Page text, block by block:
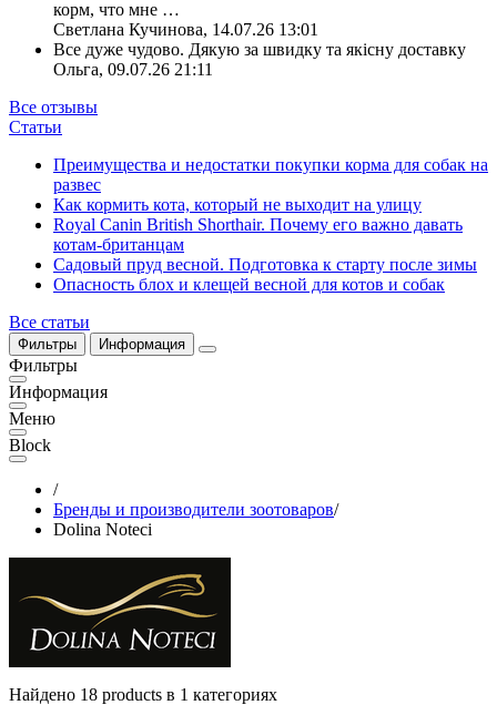
корм, что мне …
Светлана Кучинова, 14.07.26 13:01
Все дуже чудово. Дякую за швидку та якісну доставку
Ольга, 09.07.26 21:11
Все отзывы
Статьи
Преимущества и недостатки покупки корма для собак на
развес
Как кормить кота, который не выходит на улицу
Royal Canin British Shorthair. Почему его важно давать
котам-британцам
Садовый пруд весной. Подготовка к старту после зимы
Опасность блох и клещей весной для котов и собак
Все статьи
Фильтры Информация
Фильтры
Информация
Меню
Block
/
Бренды и производители зоотоваров/
Dolina Noteci
Найдено 18 products в 1 категориях